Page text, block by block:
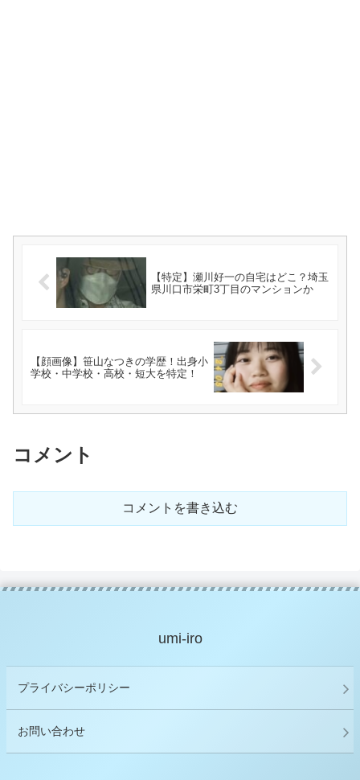
【特定】瀬川好一の自宅はどこ？埼玉
県川口市栄町3丁目のマンションか
【顔画像】笹山なつきの学歴！出身小
学校・中学校・高校・短大を特定！
コメント
コメントを書き込む
umi-iro
プライバシーポリシー
お問い合わせ